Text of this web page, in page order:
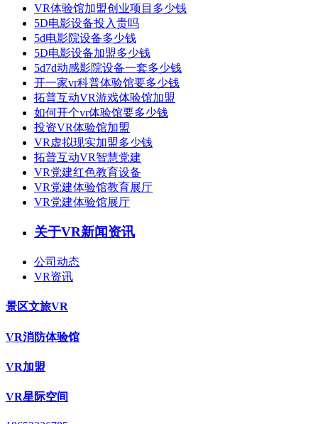
VR体验馆加盟创业项目多少钱
5D电影设备投入贵吗
5d电影院设备多少钱
5D电影设备加盟多少钱
5d7d动感影院设备一套多少钱
开一家vr科普体验馆要多少钱
拓普互动VR游戏体验馆加盟
如何开个vr体验馆要多少钱
投资VR体验馆加盟
VR虚拟现实加盟多少钱
拓普互动VR智慧党建
VR党建红色教育设备
VR党建体验馆教育展厅
VR党建体验馆展厅
关于VR新闻资讯
公司动态
VR资讯
景区文旅VR
VR消防体验馆
VR加盟
VR星际空间